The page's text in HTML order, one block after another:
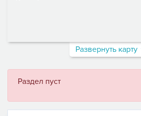
Развернуть карту
Раздел пуст